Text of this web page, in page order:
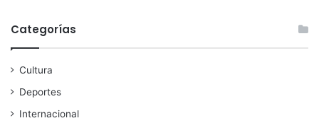
Categorías
Cultura
Deportes
Internacional